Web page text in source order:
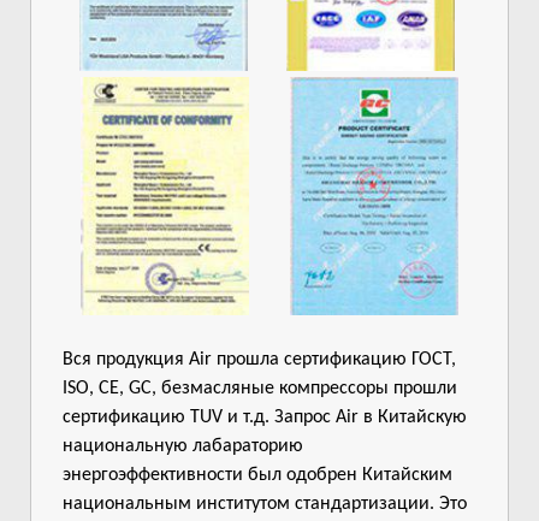
Вся продукция Air прошла сертификацию ГОСТ,
ISO, CE, GC, безмасляные компрессоры прошли
сертификацию TUV и т.д. Запрос Air в Китайскую
национальную лабараторию
энергоэффективности был одобрен Китайским
национальным институтом стандартизации. Это